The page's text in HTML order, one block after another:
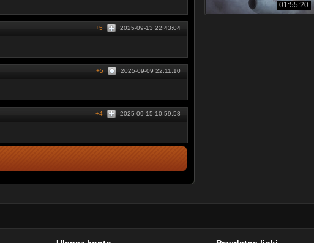
2025-09-13 22:43:04
+5
2025-09-09 22:11:10
+5
2025-09-15 10:59:58
+4
01:55:20